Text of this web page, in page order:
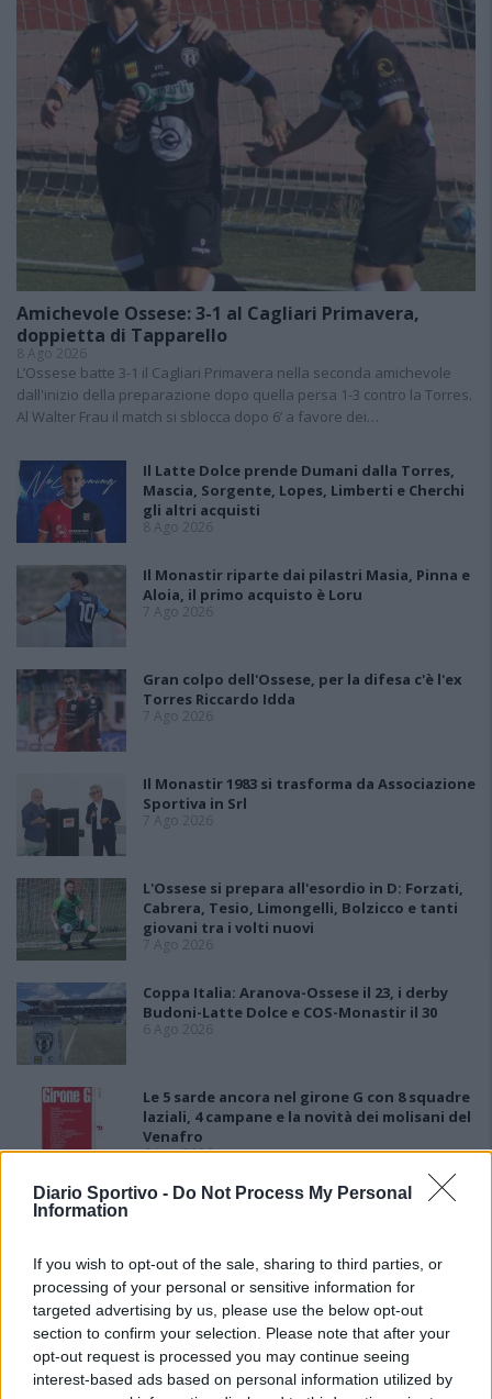
Diario Sportivo - Do Not Process My Personal
Information
If you wish to opt-out of the sale, sharing to third parties, or
processing of your personal or sensitive information for
targeted advertising by us, please use the below opt-out
section to confirm your selection. Please note that after your
opt-out request is processed you may continue seeing
interest-based ads based on personal information utilized by
Amichevole Ossese: 3-1 al Cagliari Primavera,
doppietta di Tapparello
8 Ago 2026
L’Ossese batte 3-1 il Cagliari Primavera nella seconda amichevole
dall'inizio della preparazione dopo quella persa 1-3 contro la Torres.
Al Walter Frau il match si sblocca dopo 6’ a favore dei…
Il Latte Dolce prende Dumani dalla Torres,
Mascia, Sorgente, Lopes, Limberti e Cherchi
gli altri acquisti
8 Ago 2026
Il Monastir riparte dai pilastri Masia, Pinna e
Aloia, il primo acquisto è Loru
7 Ago 2026
Gran colpo dell'Ossese, per la difesa c'è l'ex
Torres Riccardo Idda
7 Ago 2026
Il Monastir 1983 si trasforma da Associazione
Sportiva in Srl
7 Ago 2026
L'Ossese si prepara all'esordio in D: Forzati,
Cabrera, Tesio, Limongelli, Bolzicco e tanti
giovani tra i volti nuovi
7 Ago 2026
Coppa Italia: Aranova-Ossese il 23, i derby
Budoni-Latte Dolce e COS-Monastir il 30
6 Ago 2026
Le 5 sarde ancora nel girone G con 8 squadre
laziali, 4 campane e la novità dei molisani del
Venafro
6 Ago 2026
Anche il Fasano out e le ammissioni salgono
5 Ago 2026